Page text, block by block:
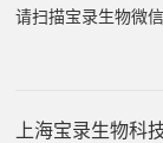
请扫描宝录生物微信
上海宝录生物科